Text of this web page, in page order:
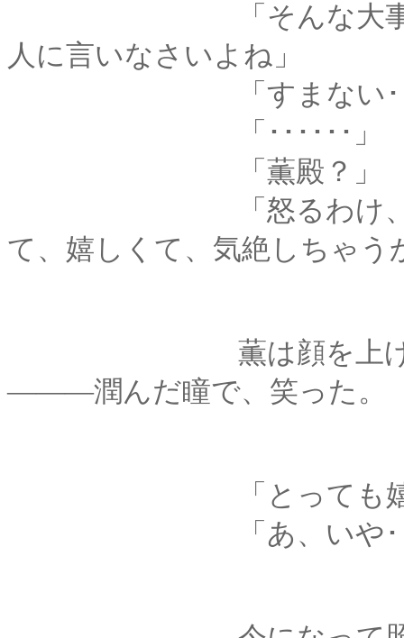
「そんな大事なこと
人に言いなさいよね」
「すまない･･････
「･･････」
「薫殿？」
「怒るわけ、ないじ
て、嬉しくて、気絶しちゃう
薫は顔を上げ、まっ
―――潤んだ瞳で、笑った。
「とっても嬉しい
「あ、いや･･････